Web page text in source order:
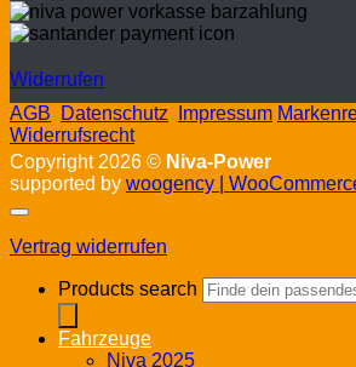
Widerrufen
AGB
Datenschutz Impressum
Widerrufsrecht
Copyright 2026 © Niva-Power
supported by woogency |
Vertrag widerrufen
Products search
Fahrzeuge
Niva 2025